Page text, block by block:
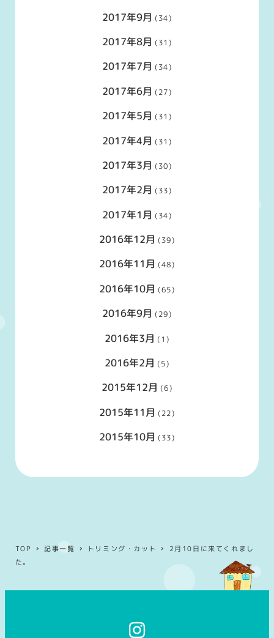
2017年9月 (34)
2017年8月 (31)
2017年7月 (34)
2017年6月 (27)
2017年5月 (31)
2017年4月 (31)
2017年3月 (30)
2017年2月 (33)
2017年1月 (34)
2016年12月 (39)
2016年11月 (48)
2016年10月 (65)
2016年9月 (29)
2016年3月 (1)
2016年2月 (5)
2015年12月 (6)
2015年11月 (22)
2015年10月 (33)
TOP 記事一覧 トリミング・カット
2月10日に来てくれまし
た。